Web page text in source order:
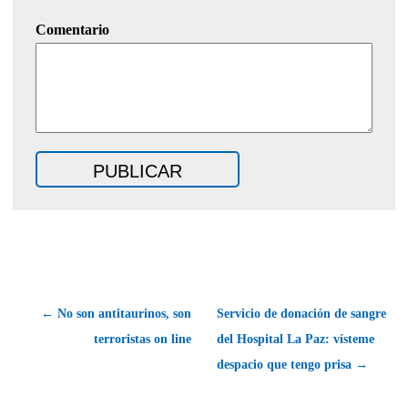
Comentario
← No son antitaurinos, son
terroristas on line
Servicio de donación de sangre
del Hospital La Paz: vísteme
despacio que tengo prisa →